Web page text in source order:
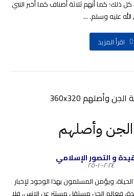
كل ذلك؛ كما أنهم ثلاثة أصناف كما أخبر النبي
عليه وسلم. ...
اقرأ المزيد
وأصلهم
و التصور الإسلامي
٢٠٢٤-١٠-٢٥
ويؤمن المسلمون بهذا الوجود لإخبار
فعالم الجن مستقل مستتر عن الإنس، فلا